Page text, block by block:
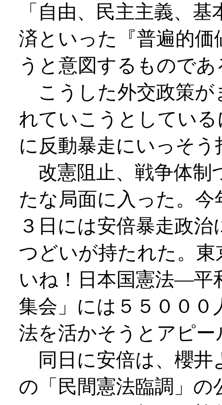
「自由、民主主義、
済といった『普遍的
うと意図するものであ
こうした外交政策が
れていこうとしてい
に反動暴走にいっそ
改憲阻止、戦争体制
たな局面に入った。
３日には安倍暴走政
つどいが持たれた。
いね！日本国憲法―平
集会」には５５００
法を活かそうとアピ
同日に安倍は、櫻井
の「民間憲法臨調」